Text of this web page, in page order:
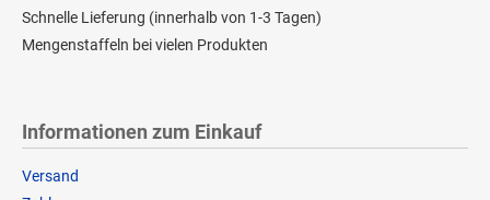
Schnelle Lieferung (innerhalb von 1-3 Tagen)
Mengenstaffeln bei vielen Produkten
Informationen zum Einkauf
Versand